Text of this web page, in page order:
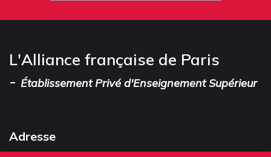
L'Alliance française de Paris
- Établissement Privé d'Enseignement Supérieur
Adresse